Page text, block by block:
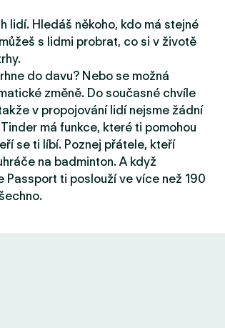
lidí. Hledáš někoho, kdo má stejné
s lidmi probrat, co si v životě
do davu? Nebo se možná
změně. Do současné chvíle
v propojování lidí nejsme žádní
má funkce, které ti pomohou
se ti líbí. Poznej přátele, kteří
na badminton. A když
ti poslouží ve více než 190